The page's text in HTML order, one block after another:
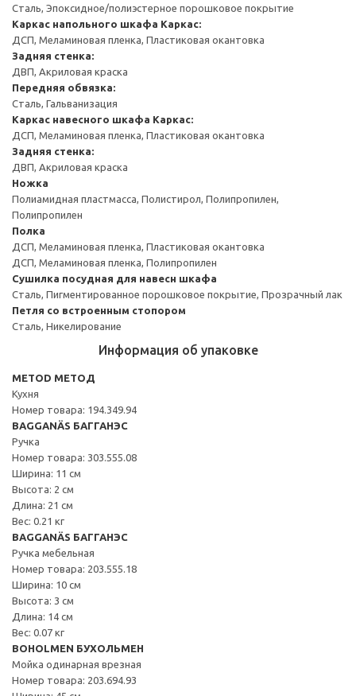
Сталь, Эпоксидное/полиэстерное порошковое покрытие
Каркас напольного шкафа Каркас:
ДСП, Меламиновая пленка, Пластиковая окантовка
Задняя стенка:
ДВП, Акриловая краска
Передняя обвязка:
Сталь, Гальванизация
Каркас навесного шкафа Каркас:
ДСП, Меламиновая пленка, Пластиковая окантовка
Задняя стенка:
ДВП, Акриловая краска
Ножка
Полиамидная пластмасса, Полистирол, Полипропилен,
Полипропилен
Полка
ДСП, Меламиновая пленка, Пластиковая окантовка
ДСП, Меламиновая пленка, Полипропилен
Сушилка посудная для навесн шкафа
Сталь, Пигментированное порошковое покрытие, Прозрачный лак
Петля со встроенным стопором
Сталь, Никелирование
Информация об упаковке
METOD МЕТОД
Кухня
Номер товара: 194.349.94
BAGGANÄS БАГГАНЭС
Ручка
Номер товара: 303.555.08
Ширина: 11 см
Высота: 2 см
Длина: 21 см
Вес: 0.21 кг
BAGGANÄS БАГГАНЭС
Ручка мебельная
Номер товара: 203.555.18
Ширина: 10 см
Высота: 3 см
Длина: 14 см
Вес: 0.07 кг
BOHOLMEN БУХОЛЬМЕН
Мойка одинарная врезная
Номер товара: 203.694.93